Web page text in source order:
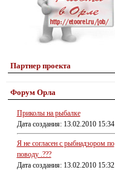
Партнер проекта
Форум Орла
Приколы на рыбалке
Дата создания: 13.02.2010 15:34
Я не согласен с рыбнадзором по
поводу .???
Дата создания: 13.02.2010 15:32